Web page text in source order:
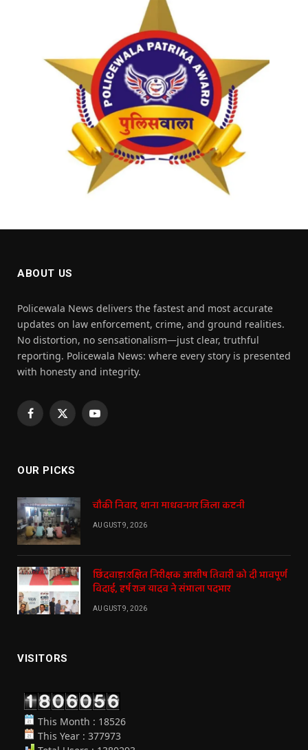
ABOUT US
Policewala News delivers the fastest and most accurate
updates on law enforcement, crime, and ground realities.
No distortion, no sensationalism—just clear, truthful
reporting. Policewala News: where every story is presented
with honesty and integrity.
Facebook
X
YouTube
OUR PICKS
चौकी निवार, थाना माधवनगर जिला कटनी
AUGUST 9, 2026
छिंदवाड़ा:रक्षित निरीक्षक आशीष तिवारी को दी भावपूर्ण
विदाई, हर्ष राज यादव ने संभाला पदभार
AUGUST 9, 2026
VISITORS
This Month : 18526
This Year : 377973